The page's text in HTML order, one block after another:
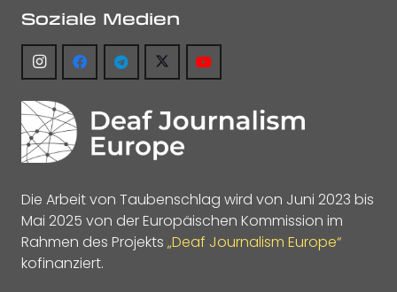
Soziale Medien
Die Arbeit von Taubenschlag wird von Juni 2023 bis
Mai 2025 von der Europäischen Kommission im
Rahmen des Projekts „Deaf Journalism Europe“
kofinanziert.